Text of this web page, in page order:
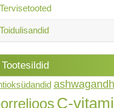
Tootesildid
C-